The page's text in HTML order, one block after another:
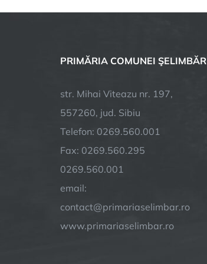
PRIMĂRIA COMUNEI ŞELIMBĂR
str. Mihai Viteazu nr. 197,
557260, jud. Sibiu
Telefon: 0269.560.001
Fax: 0269.560.295
0269.560.001
email:
contact@primariaselimbar.ro
www.primariaselimbar.ro